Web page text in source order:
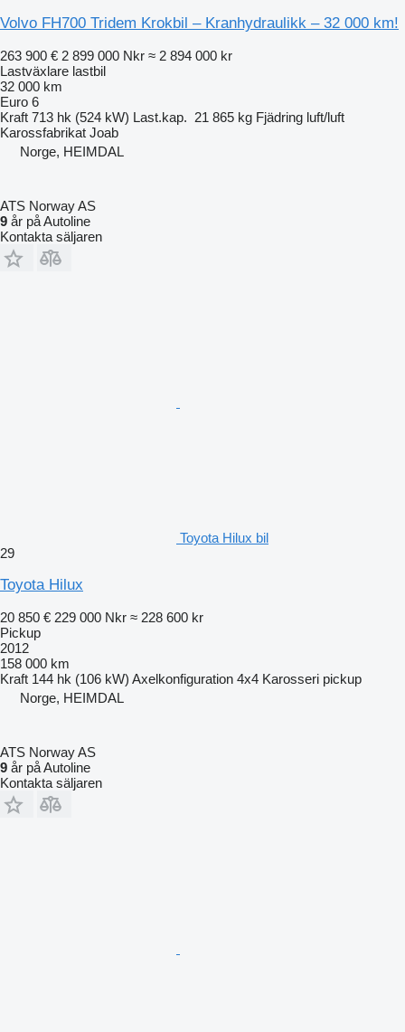
Volvo FH700 Tridem Krokbil – Kranhydraulikk – 32 000 km!
263 900 € 2 899 000 Nkr ≈ 2 894 000 kr
Lastväxlare lastbil
32 000 km
Euro 6
Kraft 713 hk (524 kW) Last.kap. 21 865 kg Fjädring luft/luft
Karossfabrikat Joab
Norge, HEIMDAL
ATS Norway AS
9 år på Autoline
Kontakta säljaren
Toyota Hilux bil
29
Toyota Hilux
20 850 € 229 000 Nkr ≈ 228 600 kr
Pickup
2012
158 000 km
Kraft 144 hk (106 kW) Axelkonfiguration 4x4 Karosseri pickup
Norge, HEIMDAL
ATS Norway AS
9 år på Autoline
Kontakta säljaren